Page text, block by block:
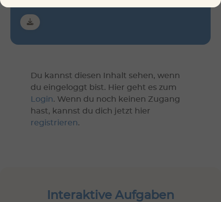
Du kannst diesen Inhalt sehen, wenn
du eingeloggt bist. Hier geht es zum
Login. Wenn du noch keinen Zugang
hast, kannst du dich jetzt hier
registrieren.
Interaktive Aufgaben